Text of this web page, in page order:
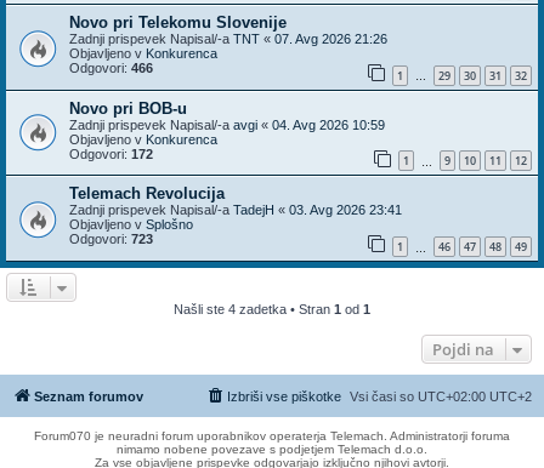
Novo pri Telekomu Slovenije
Zadnji prispevek Napisal/-a TNT « 07. Avg 2026 21:26
Objavljeno v Konkurenca
Odgovori: 466 1 … 29 30 31 32
Novo pri BOB-u
Zadnji prispevek Napisal/-a avgi « 04. Avg 2026 10:59
Objavljeno v Konkurenca
Odgovori: 172 1 9 10 11 12
Telemach Revolucija
Zadnji prispevek Napisal/-a TadejH « 03. Avg 2026 23:41
Objavljeno v Splošno
Odgovori: 723 1 46 47 48 49
Našli ste 4 zadetka • Stran 1 od 1
Pojdi na
Seznam forumov Vsi časi so UTC+02:00 UTC+2
Izbriši vse piškotke
Forum070 je neuradni forum uporabnikov operaterja Telemach. Administratorji foruma
nimamo nobene povezave s podjetjem Telemach d.o.o.
Za vse objavljene prispevke odgovarjajo izključno njihovi avtorji.